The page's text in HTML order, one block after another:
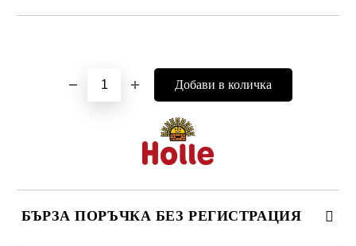
БЪРЗА ПОРЪЧКА БЕЗ РЕГИСТРАЦИЯ